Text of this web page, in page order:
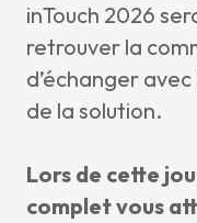
inTouch 2026
retrouver la
d’échanger
de la solution.
Lors de cette
complet vous